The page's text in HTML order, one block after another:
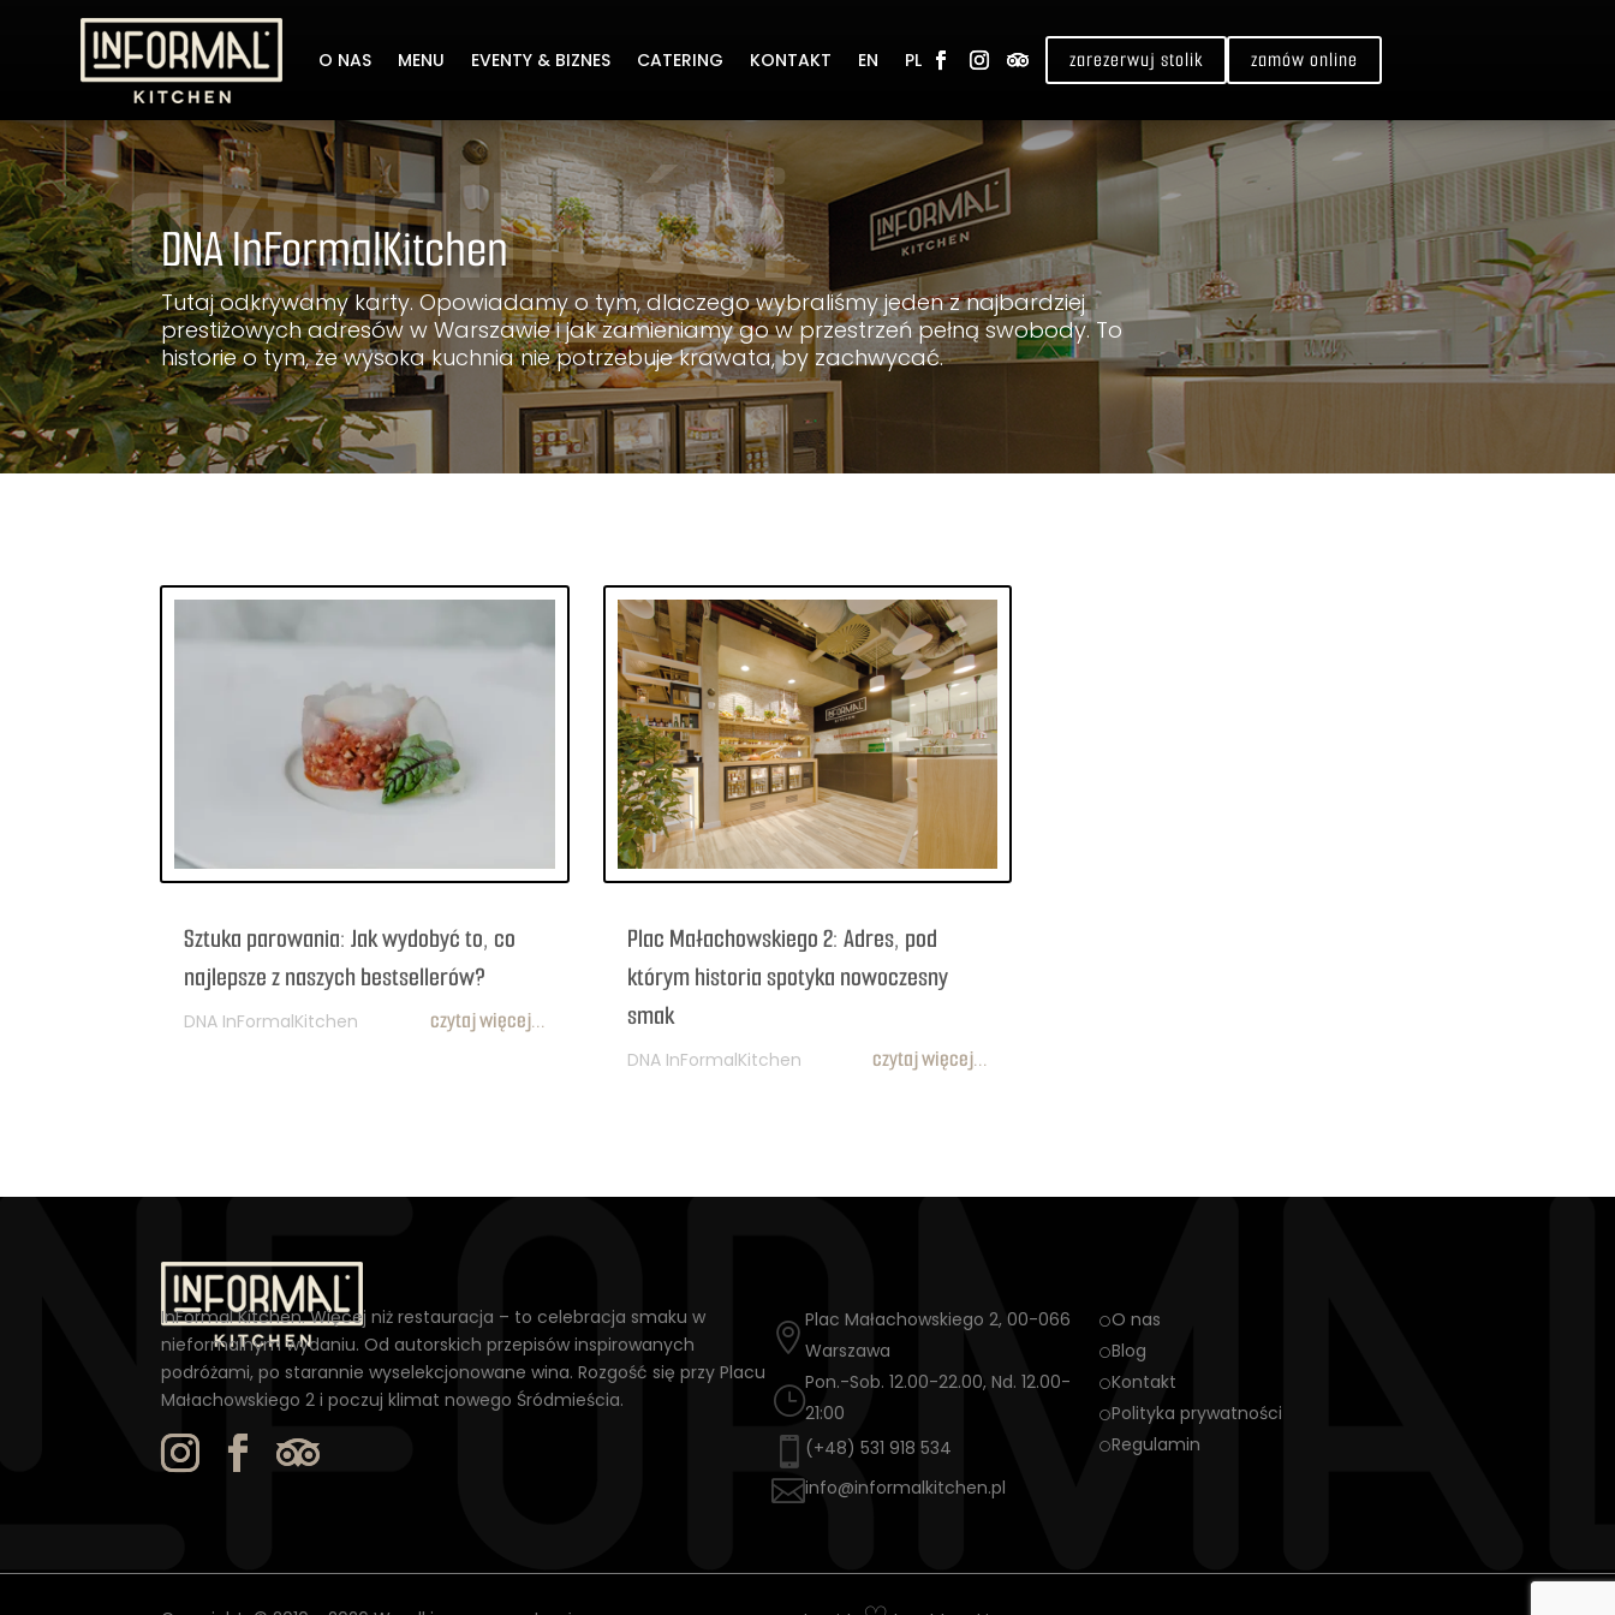
O NAS MENU EVENTY & BIZNES CATERING KONTAKT EN PL zarezerwuj stolik zamów online
DNA InFormalKitchen
Tutaj odkrywamy karty. Opowiadamy o tym, dlaczego wybraliśmy jeden z najbardziej
prestiżowych adresów w Warszawie i jak zamieniamy go w przestrzeń pełną swobody. To
historie o tym, że wysoka kuchnia nie potrzebuje krawata, by zachwycać.
Sztuka parowania: Jak wydobyć to, co
najlepsze z naszych bestsellerów?
DNA InFormalKitchen czytaj więcej...
Plac Małachowskiego 2: Adres, pod
którym historia spotyka nowoczesny
smak
DNA InFormalKitchen czytaj więcej...
InFormal Kitchen. Więcej niż restauracja – to celebracja smaku w
nieformalnym wydaniu. Od autorskich przepisów inspirowanych
podróżami, po starannie wyselekcjonowane wina. Rozgość się przy Placu
Małachowskiego 2 i poczuj klimat nowego Śródmieścia.

Plac Małachowskiego 2, 00-066
Warszawa
}
Pon.-Sob. 12.00-22.00, Nd. 12.00-
21:00
 (+48) 531 918 534
info@informalkitchen.pl
[O nas
[Blog
[Kontakt
[Polityka prywatności
[Regulamin